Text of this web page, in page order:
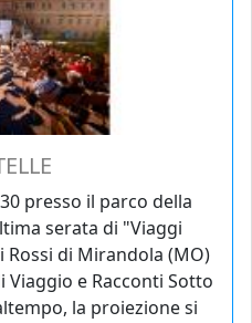
presso il parco della
serata di "Viaggi
Rossi di Mirandola (MO)
Viaggio e Racconti Sotto
la proiezione si